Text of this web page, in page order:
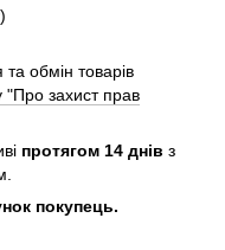
обмін товарів
"Про захист прав
протягом 14 днів з
покупець.